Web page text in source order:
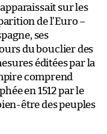
sur les
de l’Euro –
ses
du bouclier des
éditées par la
comprend
en 1512 par le
être des peuples